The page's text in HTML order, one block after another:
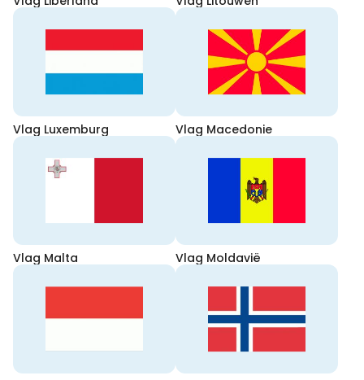
Vlag Luxemburg Vlag Macedonie
Vlag Malta Vlag Moldavië